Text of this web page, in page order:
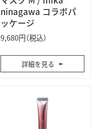
ninagawa コラボパ
ッケージ
9,680円（税込）
詳細を見る